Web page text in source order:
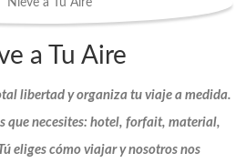
a Tu Aire
libertad y organiza tu viaje a medida.
que necesites: hotel, forfait, material,
eliges cómo viajar y nosotros nos